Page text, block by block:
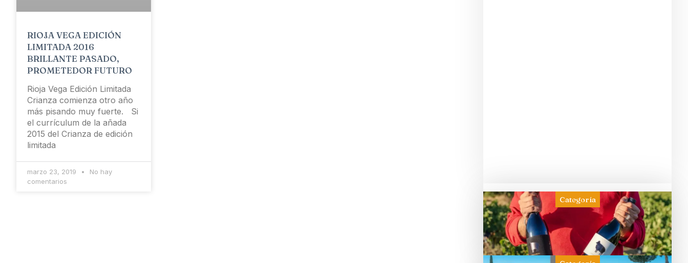
RIOJA VEGA EDICIÓN
LIMITADA 2016
BRILLANTE PASADO,
PROMETEDOR FUTURO
Rioja Vega Edición Limitada
Crianza comienza otro año
más pisando muy fuerte. Si
el currículum de la añada
2015 del Crianza de edición
limitada
marzo 23, 2019
No hay
comentarios
Categoría